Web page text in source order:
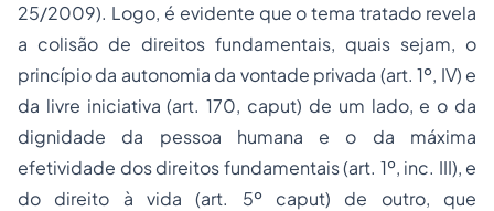
25/2009). Logo, é evidente que o tema tratado revela
a colisão de direitos fundamentais, quais sejam, o
princípio da autonomia da vontade privada (art. 1º, IV) e
da livre iniciativa (art. 170, caput) de um lado, e o da
dignidade da pessoa humana e o da máxima
efetividade dos direitos fundamentais (art. 1º, inc. III), e
do direito à vida (art. 5º caput) de outro, que